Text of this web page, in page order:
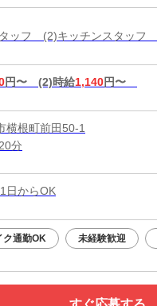
ッフ (2)キッチンスタッフ
円〜 (2)時給1,140円〜
横根町前田50-1
分
日からOK
ク通勤OK 未経験歓迎